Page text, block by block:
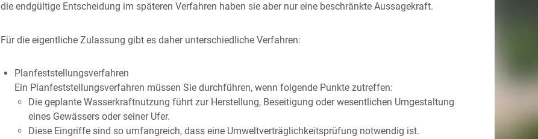
die endgültige Entscheidung im späteren Verfahren haben sie aber nur eine beschränkte Aussagekraft.
Für die eigentliche Zulassung gibt es daher unterschiedliche Verfahren:
Planfeststellungsverfahren
Ein Planfeststellungsverfahren müssen Sie durchführen, wenn folgende Punkte zutreffen:
Die geplante Wasserkraftnutzung führt zur Herstellung, Beseitigung oder wesentlichen Umgestaltung
eines Gewässers oder seiner Ufer.
Diese Eingriffe sind so umfangreich, dass eine Umweltverträglichkeitsprüfung notwendig ist.